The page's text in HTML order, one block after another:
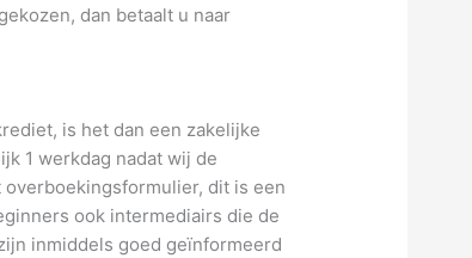
dan betaalt u naar
is het dan een zakelijke
1 werkdag nadat wij de
dit is een
ook intermediairs die de
inmiddels goed geïnformeerd